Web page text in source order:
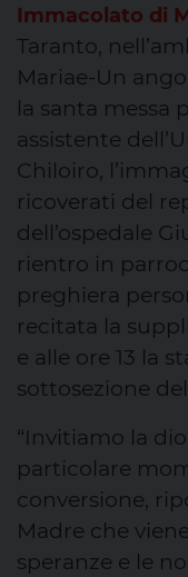
Immacolato di
Taranto,
Mariae-Un
la santa messa
assistente
Chiloiro,
ricoverati del
dell’ospedale
rientro in
preghiera
recitata la
e alle ore 13 la
sottosezione
“Invitiamo la
particolare
conversione,
Madre che
speranze e le